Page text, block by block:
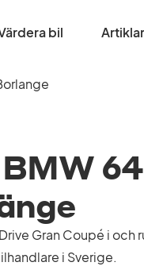
bil Artiklar
Gran Coupé i och
i Sverige.